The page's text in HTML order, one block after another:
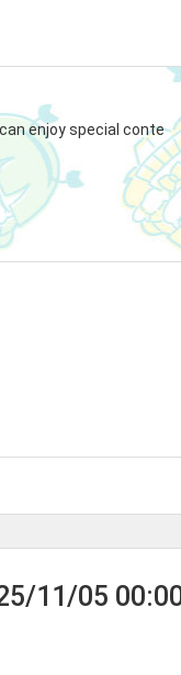
enjoy special conte
11/05